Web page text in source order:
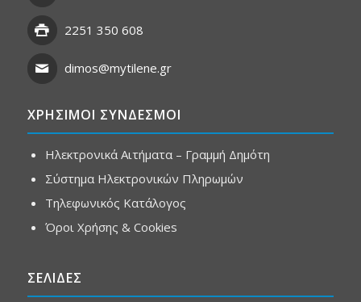
2251 350 608
dimos@mytilene.gr
ΧΡΗΣΙΜΟΙ ΣΥΝΔΕΣΜΟΙ
Ηλεκτρονικά Αιτήματα – Γραμμή Δημότη
Σύστημα Ηλεκτρονικών Πληρωμών
Τηλεφωνικός Κατάλογος
Όροι Χρήσης & Cookies
ΣΕΛΙΔΕΣ